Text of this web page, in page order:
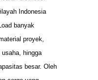
Indonesia
banyak
proyek,
hingga
besar. Oleh